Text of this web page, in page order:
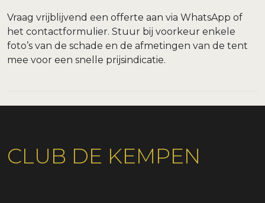
Vraag vrijblijvend een offerte aan via WhatsApp of
het contactformulier. Stuur bij voorkeur enkele
foto’s van de schade en de afmetingen van de tent
mee voor een snelle prijsindicatie.
CLUB DE KEMPEN